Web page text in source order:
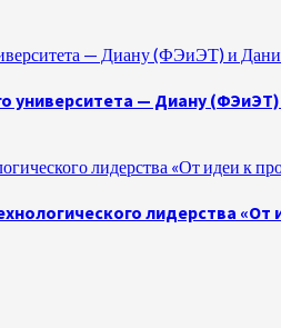
— Диану (ФЭиЭТ) и
университета — Диану
лидерства «От идеи к
лидерства «От